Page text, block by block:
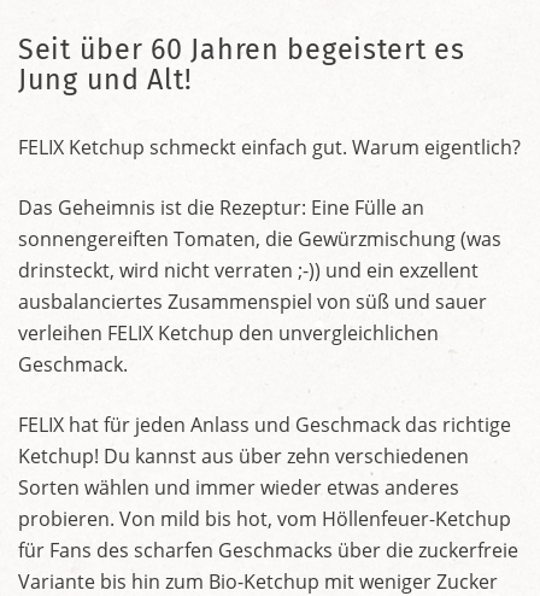
Seit über 60 Jahren begeistert es
Jung und Alt!
FELIX Ketchup schmeckt einfach gut. Warum eigentlich?
Das Geheimnis ist die Rezeptur: Eine Fülle an
sonnengereiften Tomaten, die Gewürzmischung (was
drinsteckt, wird nicht verraten ;-)) und ein exzellent
ausbalanciertes Zusammenspiel von süß und sauer
verleihen FELIX Ketchup den unvergleichlichen
Geschmack.
FELIX hat für jeden Anlass und Geschmack das richtige
Ketchup! Du kannst aus über zehn verschiedenen
Sorten wählen und immer wieder etwas anderes
probieren. Von mild bis hot, vom Höllenfeuer-Ketchup
für Fans des scharfen Geschmacks über die zuckerfreie
Variante bis hin zum Bio-Ketchup mit weniger Zucker